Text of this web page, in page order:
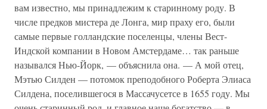
вам известно, мы принадлежим к старинному роду. В
числе предков мистера де Лонга, мир праху его, были
самые первые голландские поселенцы, члены Вест-
Индской компании в Новом Амстердаме… так раньше
назывался Нью-Йорк, — объяснила она. — А мой отец,
Мэтью Силден — потомок преподобного Роберта Элиаса
Силдена, поселившегося в Массачусетсе в 1655 году. Мы